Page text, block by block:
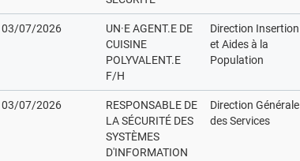
03/07/2026
UN·E AGENT.E DE
CUISINE
POLYVALENT.E
F/H
Direction Insertion
et Aides à la
Population
03/07/2026
RESPONSABLE DE
LA SÉCURITÉ DES
SYSTÈMES
D'INFORMATION
Direction Générale
des Services